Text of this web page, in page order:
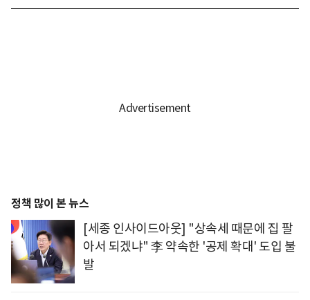
정책 많이 본 뉴스
[세종 인사이드아웃] "상속세 때문에 집 팔
아서 되겠냐" 李 약속한 '공제 확대' 도입 불
발